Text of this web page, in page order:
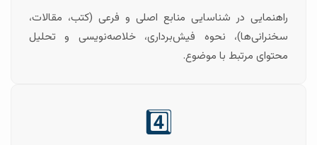
راهنمایی در شناسایی منابع اصلی و فرعی (کتب، مقالات،
سخنرانی‌ها)، نحوه فیش‌برداری، خلاصه‌نویسی و تحلیل
محتوای مرتبط با موضوع.
4️⃣